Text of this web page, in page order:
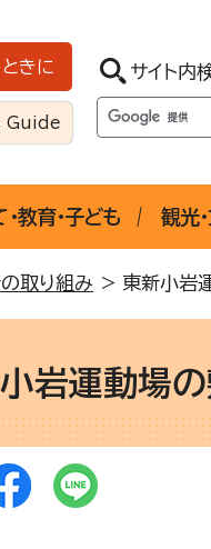
きに
Guide
サイト内
教育・子ども 観光
取り組み > 東新小岩
岩運動場